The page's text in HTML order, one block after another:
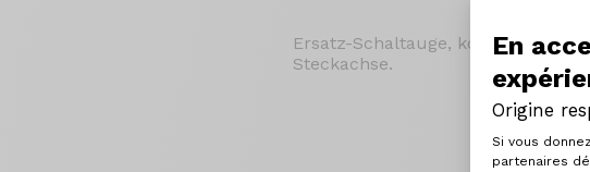
En
Origine
Si vous
partenaires
Ersatz-Schaltauge, kompatibel
Steckachse.